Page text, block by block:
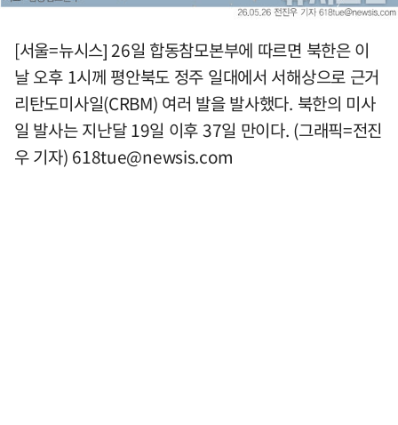
[서울=뉴시스] 26일 합동참모본부에 따르면 북한은 이
날 오후 1시께 평안북도 정주 일대에서 서해상으로 근거
리탄도미사일(CRBM) 여러 발을 발사했다. 북한의 미사
일 발사는 지난달 19일 이후 37일 만이다. (그래픽=전진
우 기자) 618tue@newsis.com